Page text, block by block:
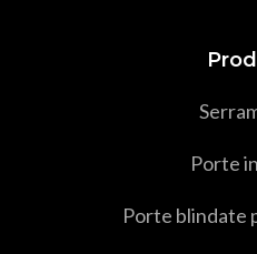
Porte
Porte blindate